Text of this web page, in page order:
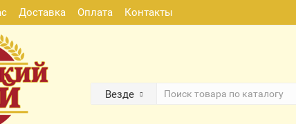
Доставка Оплата Контакты
Везде